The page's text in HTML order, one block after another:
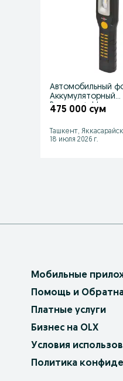
Автомобильный
Аккумуляторный
Brennenstuhl
475 000 сум
Ташкент,
18 июля 2026 г.
Мобильные
Помощь и
Платные услуги
Бизнес на OLX
Условия
Политика